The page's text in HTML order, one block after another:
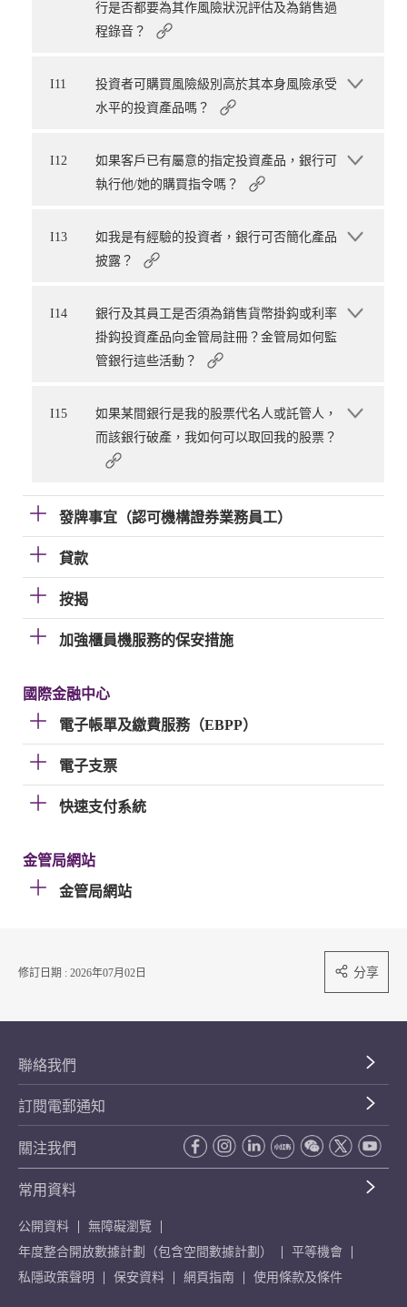
行是否都要為其作風險狀況評估及為銷售過
程錄音？
I11
投資者可購買風險級別高於其本身風險承受
水平的投資產品嗎？
I12
如果客戶已有屬意的指定投資產品，銀行可
執行他/她的購買指令嗎？
I13
如我是有經驗的投資者，銀行可否簡化產品
披露？
I14
銀行及其員工是否須為銷售貨幣掛鈎或利率
掛鈎投資產品向金管局註冊？金管局如何監
管銀行這些活動？
I15
如果某間銀行是我的股票代名人或託管人，
而該銀行破產，我如何可以取回我的股票？
發牌事宜（認可機構證券業務員工）
貸款
按揭
加強櫃員機服務的保安措施
國際金融中心
電子帳單及繳費服務（EBPP）
電子支票
快速支付系統
金管局網站
金管局網站
修訂日期 : 2026年07月02日 分享
聯絡我們
訂閱電郵通知
關注我們
常用資料
公開資料
無障礙瀏覽
年度整合開放數據計劃（包含空間數據計劃）
平等機會
私隱政策聲明
保安資料 網頁指南 使用條款及條件